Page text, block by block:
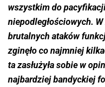
wszystkim do
niepodległościowych.
brutalnych ataków
zginęło co najmniej
ta zasłużyła sobie w
najbardziej bandyckiej